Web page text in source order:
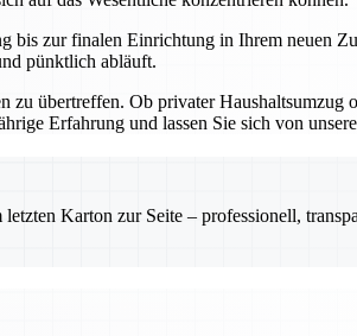
bis zur finalen Einrichtung in Ihrem neuen
pünktlich abläuft.
übertreffen. Ob privater Haushaltsumzug
Erfahrung und lassen Sie sich von
Karton zur Seite – professionell,